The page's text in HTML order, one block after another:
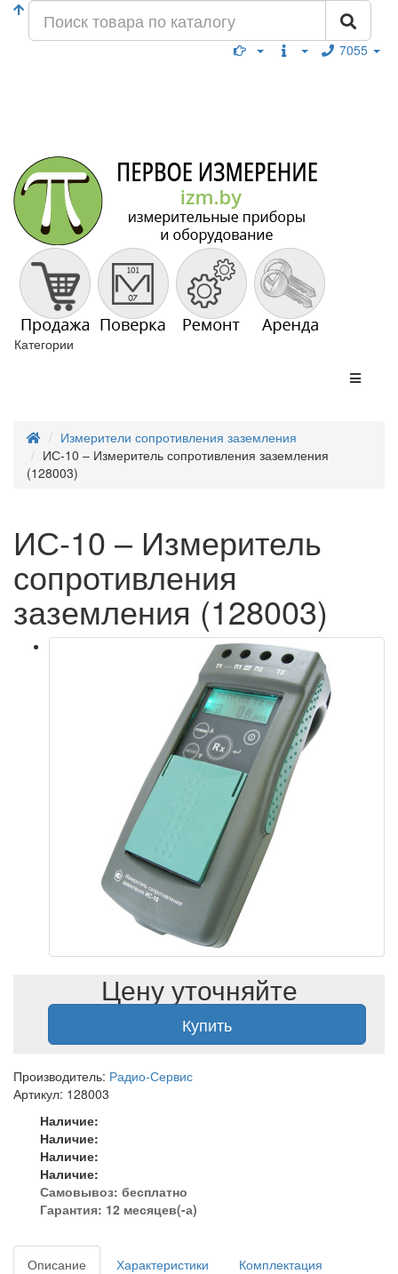
7055
Категории
Измерители сопротивления заземления
ИС-10 – Измеритель сопротивления заземления
(128003)
ИС-10 – Измеритель
сопротивления
заземления (128003)
Цену уточняйте
Купить
Производитель: Радио-Сервис
Артикул: 128003
Наличие:
Наличие:
Наличие:
Наличие:
Самовывоз: бесплатно
Гарантия: 12 месяцев(-а)
Описание Характеристики Комплектация